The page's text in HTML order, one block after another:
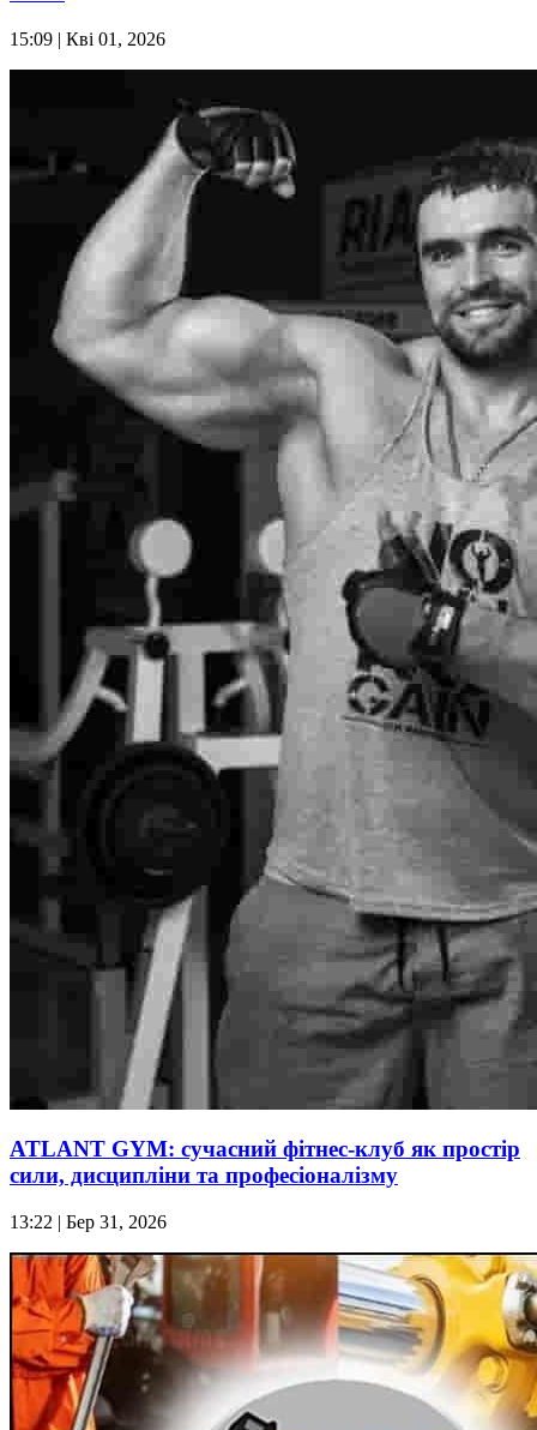
15:09 | Кві 01, 2026
ATLANT GYM: сучасний фітнес-клуб як простір
сили, дисципліни та професіоналізму
13:22 | Бер 31, 2026